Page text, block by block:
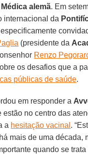
alemã. Em
internacional da
especificamente
(presidente da
Renzo
os desafios que a
públicas de saúde.
em responder a
estão no centro das
a hesitação vacinal .
mais de uma década,
quando se